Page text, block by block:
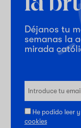
Déjanos tu
semanas la
mirada
He podido leer
cookies